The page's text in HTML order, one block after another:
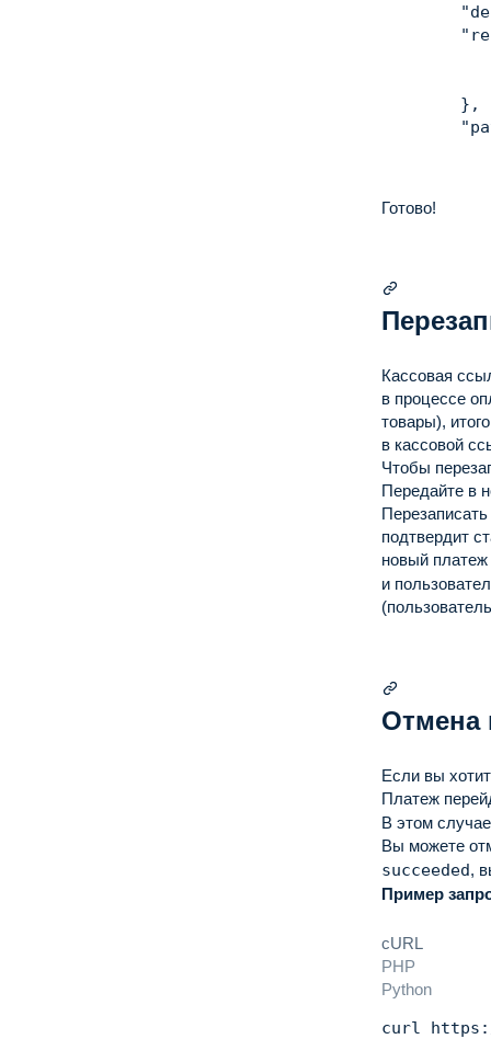
} ,
} ,
},
Готово!
Кассовая
в процессе
товары),
в кассовой
Чтобы
Передайте в
подтвердит
новый
и
Отмена
Если вы
Платеж
В этом
Вы можете
succeeded,
Пример
cURL
PHP
Python
curl